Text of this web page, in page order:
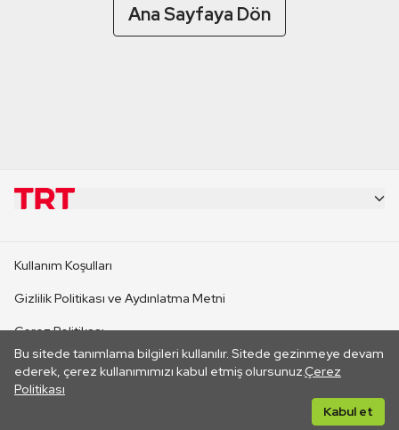
Ana Sayfaya Dön
Bu sitede tanımlama bilgileri kullanılır. Sitede gezinmeye devam
ederek, çerez kullanımımızı kabul etmiş olursunuz.Çerez
Politikası
Kabul et
CANLI YAYINLAR
Kullanım Koşulları
Gizlilik Politikası ve Aydınlatma Metni
Çerez Politikası
İletişim
Her hakkı saklıdır. ©2026 TRT. Bağlantı yoluyla gidilen dış